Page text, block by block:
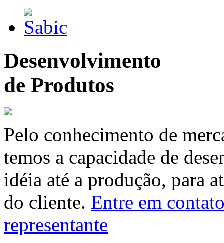
Desenvolvimento
de Produtos
Pelo conhecimento de
temos a capacidade de
idéia até a produção, para
do cliente. Entre em
representante